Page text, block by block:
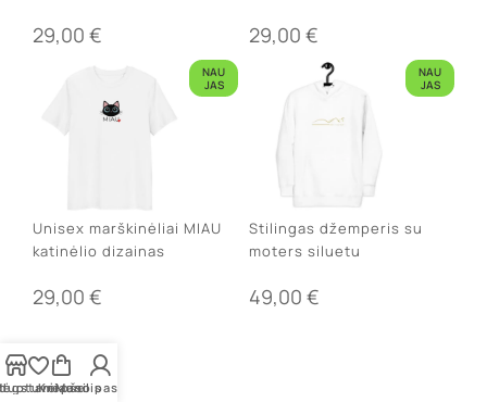
29,00 € 29,00 €
NAU
JAS
Unisex marškinėliai MIAU
katinėlio dizainas
29,00 €
NAU
JAS
Stilingas džemperis su
moters siluetu
49,00 €
Krepšelis
Mano paskyra